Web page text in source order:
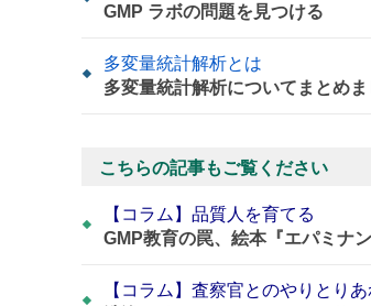
GMP ラボの問題を見つける
多変量統計解析とは
多変量統計解析についてまとめま
こちらの記事もご覧ください
【コラム】品質人を育てる
GMP教育の罠、絵本『エパミナ
【コラム】査察官とのやりとり